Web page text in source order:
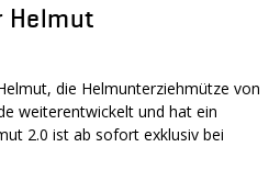
Helmut
die Helmunterziehmütze von
weiterentwickelt und hat ein
2.0 ist ab sofort exklusiv bei